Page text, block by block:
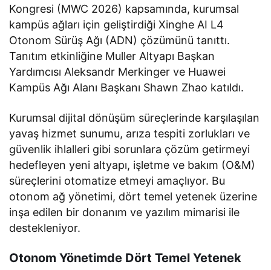
Kongresi (MWC 2026) kapsamında, kurumsal
kampüs ağları için geliştirdiği Xinghe AI L4
Otonom Sürüş Ağı (ADN) çözümünü tanıttı.
Tanıtım etkinliğine Muller Altyapı Başkan
Yardımcısı Aleksandr Merkinger ve Huawei
Kampüs Ağı Alanı Başkanı Shawn Zhao katıldı.
Kurumsal dijital dönüşüm süreçlerinde karşılaşılan
yavaş hizmet sunumu, arıza tespiti zorlukları ve
güvenlik ihlalleri gibi sorunlara çözüm getirmeyi
hedefleyen yeni altyapı, işletme ve bakım (O&M)
süreçlerini otomatize etmeyi amaçlıyor. Bu
otonom ağ yönetimi, dört temel yetenek üzerine
inşa edilen bir donanım ve yazılım mimarisi ile
destekleniyor.
Otonom Yönetimde Dört Temel Yetenek